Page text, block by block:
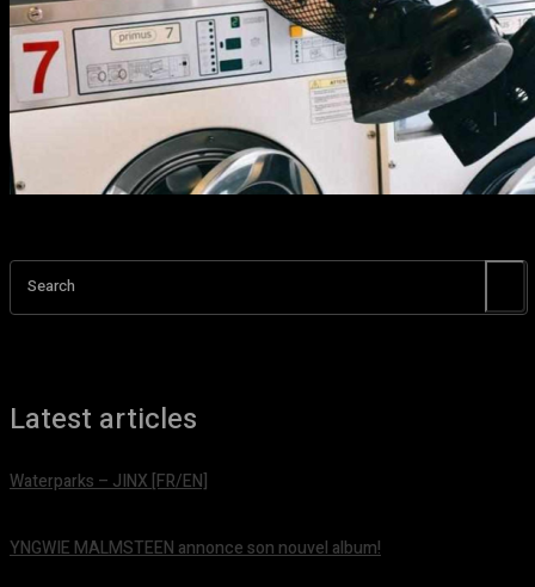
Search
Latest articles
Waterparks – JINX [FR/EN]
YNGWIE MALMSTEEN annonce son nouvel album!